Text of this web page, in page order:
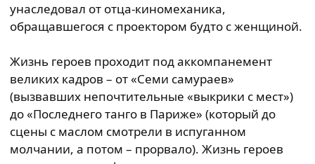
унаследовал от отца-киномеханика,
обращавшегося с проектором будто с женщиной.
Жизнь героев проходит под аккомпанемент
великих кадров – от «Семи самураев»
(вызвавших непочтительные «выкрики с мест»)
до «Последнего танго в Париже» (который до
сцены с маслом смотрели в испуганном
молчании, а потом – прорвало). Жизнь героев